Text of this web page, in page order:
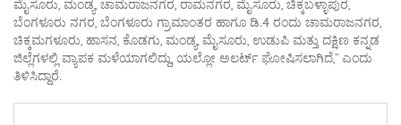
ಮೈಸೂರು, ಮಂಡ್ಯ, ಚಾಮರಾಜನಗರ, ರಾಮನಗರ, ಮೈಸೂರು, ಚಿಕ್ಕಬಳ್ಳಾಪುರ,
ಬೆಂಗಳೂರು ನಗರ, ಬೆಂಗಳೂರು ಗ್ರಾಮಾಂತರ ಹಾಗೂ ಡಿ.4 ರಂದು ಚಾಮರಾಜನಗರ,
ಚಿಕ್ಕಮಗಳೂರು, ಹಾಸನ, ಕೊಡಗು, ಮಂಡ್ಯ, ಮೈಸೂರು, ಉಡುಪಿ ಮತ್ತು ದಕ್ಷಿಣ ಕನ್ನಡ
ಜಿಲ್ಲೆಗಳಲ್ಲಿ ವ್ಯಾಪಕ ಮಳೆಯಾಗಲಿದ್ದು, ಯಲ್ಲೋ ಅಲರ್ಟ್‌ ಘೋಷಿಸಲಾಗಿದೆ,” ಎಂದು
ತಿಳಿಸಿದ್ದಾರೆ.